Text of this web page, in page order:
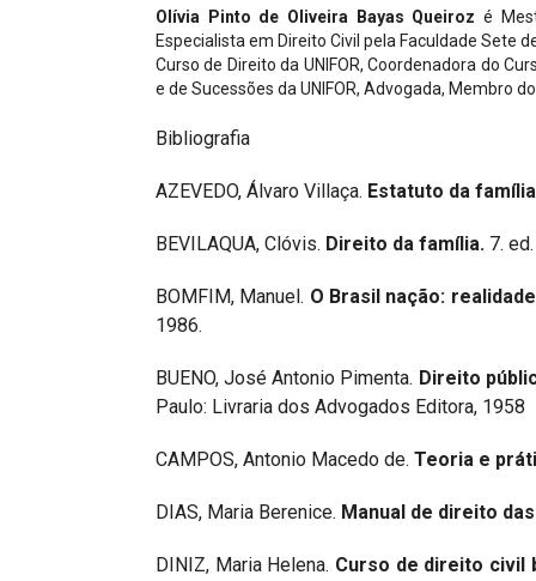
Olívia Pinto de Oliveira Bayas Queiroz é
Especialista em Direito Civil pela Faculdade Sete
Curso de Direito da UNIFOR, Coordenadora do
e de Sucessões da UNIFOR, Advogada, Membro
Bibliografia
AZEVEDO, Álvaro Villaça. Estatuto da
BEVILAQUA, Clóvis. Direito da família. 7.
BOMFIM, Manuel. O Brasil nação:
1986.
BUENO, José Antonio Pimenta. Direito
Paulo: Livraria dos Advogados Editora, 1958
CAMPOS, Antonio Macedo de. Teoria e
DIAS, Maria Berenice. Manual de direito
DINIZ, Maria Helena. Curso de direito civil